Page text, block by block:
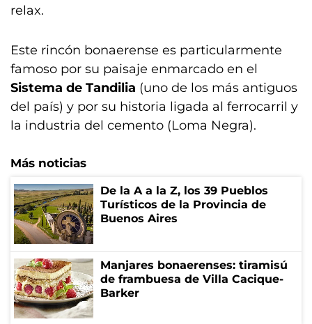
relax.
Este rincón bonaerense es particularmente
famoso por su paisaje enmarcado en el
Sistema de Tandilia (uno de los más antiguos
del país) y por su historia ligada al ferrocarril y
la industria del cemento (Loma Negra).
Más noticias
De la A a la Z, los 39 Pueblos
Turísticos de la Provincia de
Buenos Aires
Manjares bonaerenses: tiramisú
de frambuesa de Villa Cacique-
Barker